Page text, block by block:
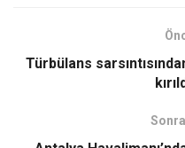
Türbülans